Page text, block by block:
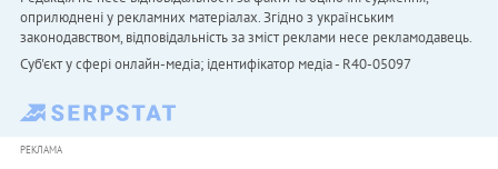
оприлюднені у рекламних матеріалах. Згідно з українським
законодавством, відповідальність за зміст реклами несе рекламодавець.
Cуб'єкт у сфері онлайн-медіа; ідентифікатор медіа - R40-05097
РЕКЛАМА